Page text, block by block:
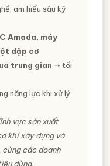
am hiểu sâu kỹ
Amada, máy
dập cơ
trung gian ➝ tối
năng lực khi xử lý
vực sản xuất
khí xây dựng và
cùng các doanh
dùng.